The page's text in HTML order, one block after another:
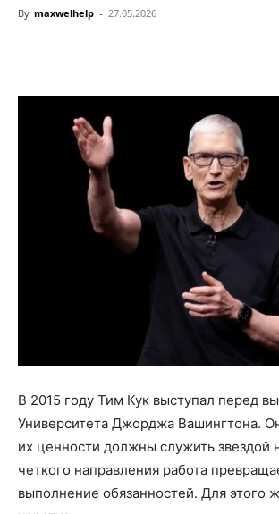
By maxwelhelp - 27.05.2026
В 2015 году Тим Кук выступал перед
Университета Джорджа Вашингтона.
их ценности должны служить звездой
четкого направления работа
выполнение обязанностей. Для этого